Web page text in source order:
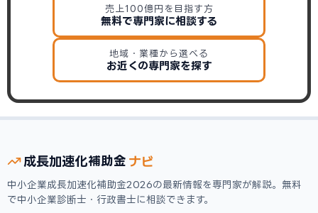
売上100億円を目指す方
無料で専門家に相談する
地域・業種から選べる
お近くの専門家を探す
成長加速化補助金 ナビ
中小企業成長加速化補助金2026の最新情報を専門家が解説。無料
で中小企業診断士・行政書士に相談できます。